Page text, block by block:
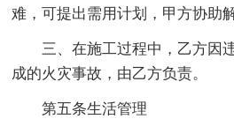
难，可提出需用计划，甲方协助解
三、在施工过程中，乙方因
成的火灾事故，由乙方负责。
第五条生活管理